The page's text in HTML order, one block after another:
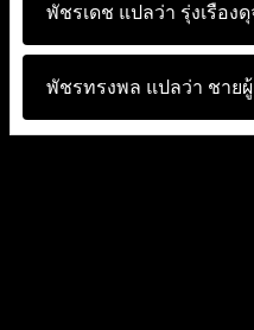
พัชรเดช แปลว่า รุ่งเรือง
พัชรทรงพล แปลว่า ชาย